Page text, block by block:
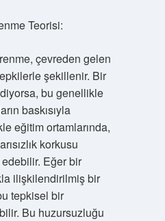
Teorisi:
çevreden gelen
şekillenir. Bir
bu genellikle
baskısıyla
eğitim ortamlarında,
korkusu
Eğer bir
ilişkilendirilmiş bir
tepkisel bir
Bu huzursuzluğu